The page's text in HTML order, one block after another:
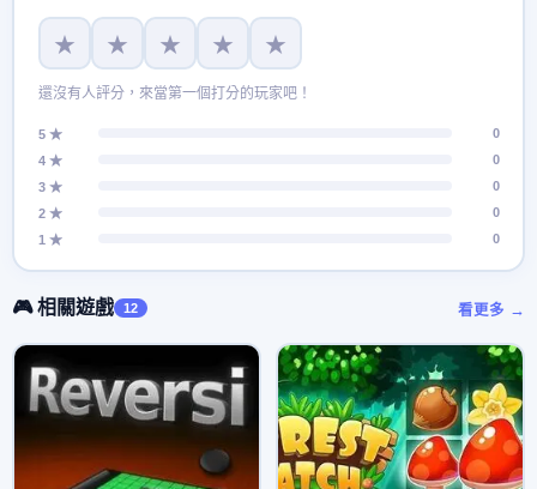
★ ★ ★ ★ ★
還沒有人評分，來當第一個打分的玩家吧！
5 ★
0
4 ★
0
3 ★
0
2 ★
0
1 ★
0
🎮 相關遊戲 12 看更多 →